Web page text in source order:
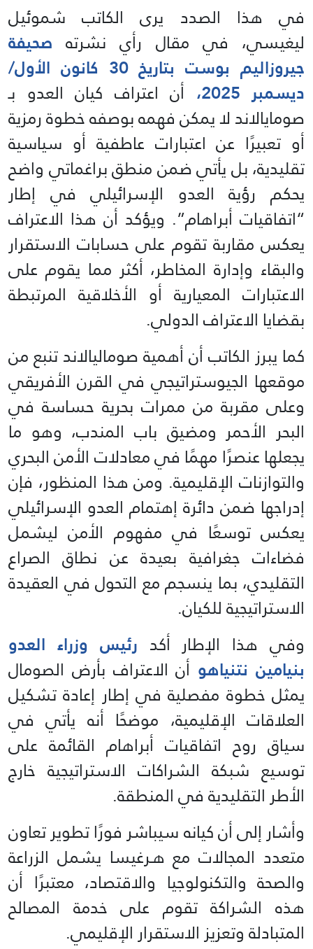
في هذا الصدد يرى الكاتب شموئيل
ليغيسي، في مقال رأي نشرته صحيفة
جيروزاليم بوست بتاريخ 30 كانون الأول/
ديسمبر 2025،
أن اعتراف كيان العدو بـ
صومايالاند لا يمكن فهمه بوصفه خطوة رمزية
أو تعبيرًا عن اعتبارات عاطفية أو سياسية
تقليدية، بل يأتي ضمن منطق براغماتي واضح
يحكم رؤية العدو الإسرائيلي في إطار
“اتفاقيات أبراهام”. ويؤكد أن هذا الاعتراف
يعكس مقاربة تقوم على حسابات الاستقرار
والبقاء وإدارة المخاطر، أكثر مما يقوم على
الاعتبارات المعيارية أو الأخلاقية المرتبطة
بقضايا الاعتراف الدولي.
كما يبرز الكاتب أن أهمية صوماليالاند تنبع من
موقعها الجيوستراتيجي في القرن الأفريقي
وعلى مقربة من ممرات بحرية حساسة في
البحر الأحمر ومضيق باب المندب، وهو ما
يجعلها عنصرًا مهمًا في معادلات الأمن البحري
والتوازنات الإقليمية. ومن هذا المنظور، فإن
إدراجها ضمن دائرة إهتمام العدو الإسرائيلي
يعكس توسعًا في مفهوم الأمن ليشمل
فضاءات جغرافية بعيدة عن نطاق الصراع
التقليدي، بما ينسجم مع التحول في العقيدة
الاستراتيجية للكيان.
وفي هذا الإطار أكد رئيس وزراء العدو
بنيامين نتنياهو أن الاعتراف بأرض الصومال
يمثل خطوة مفصلية في إطار إعادة تشكيل
العلاقات الإقليمية، موضحًا أنه يأتي في
سياق روح اتفاقيات أبراهام القائمة على
توسيع شبكة الشراكات الاستراتيجية خارج
الأطر التقليدية في المنطقة.
وأشار إلى أن كيانه سيباشر فورًا تطوير تعاون
متعدد المجالات مع هـرغيسا يشمل الزراعة
والصحة والتكنولوجيا والاقتصاد، معتبرًا أن
هذه الشراكة تقوم على خدمة المصالح
المتبادلة وتعزيز الاستقرار الإقليمي.